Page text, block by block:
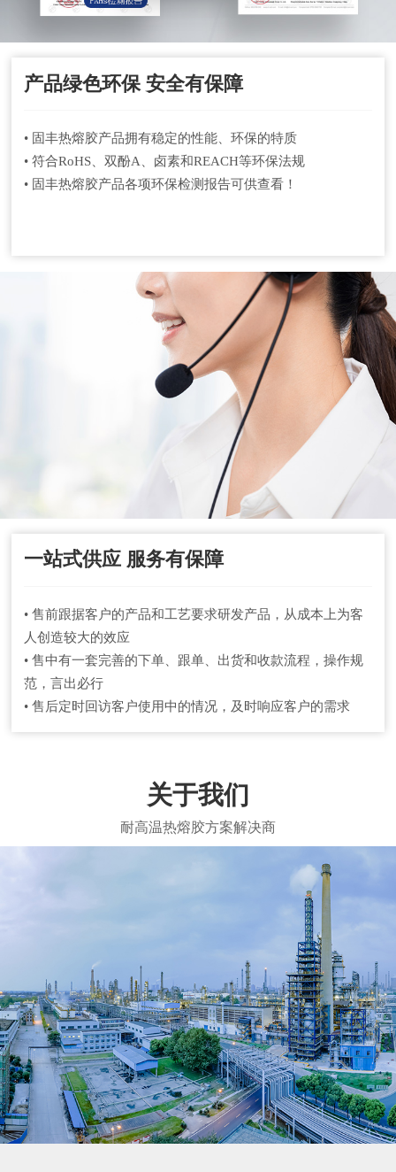
产品绿色环保 安全有保障
• 固丰热熔胶产品拥有稳定的性能、环保的特质
• 符合RoHS、双酚A、卤素和REACH等环保法规
• 固丰热熔胶产品各项环保检测报告可供查看！
一站式供应 服务有保障
• 售前跟据客户的产品和工艺要求研发产品，从成本上为客
人创造较大的效应
• 售中有一套完善的下单、跟单、出货和收款流程，操作规
范，言出必行
• 售后定时回访客户使用中的情况，及时响应客户的需求
关于我们